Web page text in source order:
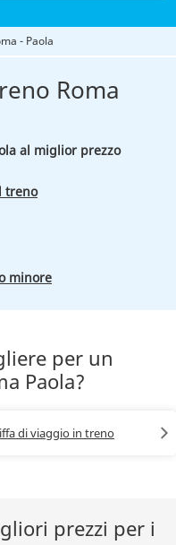
- Paola
Roma
al miglior prezzo
treno
minore
per un
Paola?
di viaggio in treno
prezzi per i